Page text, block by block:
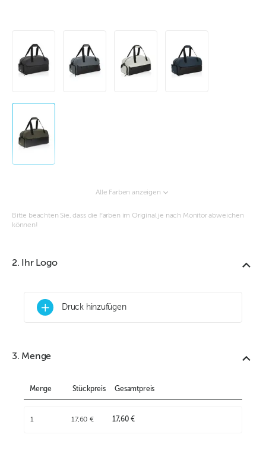
Alle Farben anzeigen
Bitte beachten Sie, dass die Farben im Original je nach Monitor abweichen
können!
2. Ihr Logo
+ Druck hinzufügen
3. Menge
Menge Stückpreis Gesamtpreis
1 17,60 € 17,60 €